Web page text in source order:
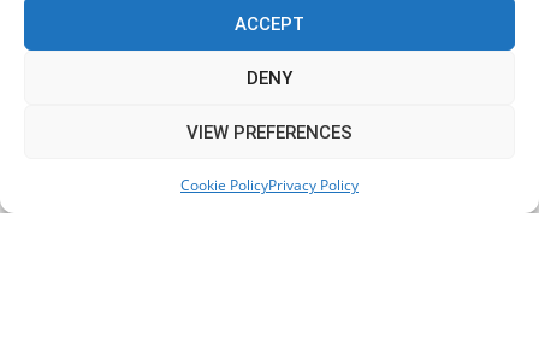
ACCEPT
DENY
VIEW PREFERENCES
Cookie PolicyPrivacy Policy
06/08/2026
This website uses cookies to improve your experience. We'll
Accept
Read More